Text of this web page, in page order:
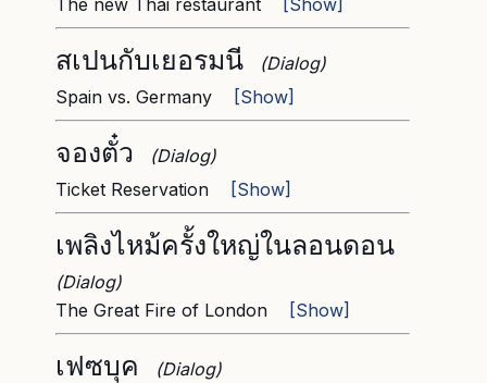
The new Thai restaurant
[Show]
สเปนกับเยอรมนี
(Dialog)
Spain vs. Germany
[Show]
จองตั๋ว
(Dialog)
Ticket Reservation
[Show]
เพลิงไหม้ครั้งใหญ่ในลอนดอน
(Dialog)
The Great Fire of London
[Show]
เฟซบุค
(Dialog)